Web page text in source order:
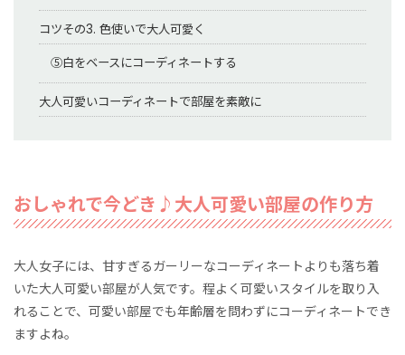
コツその3. 色使いで大人可愛く
⑤白をベースにコーディネートする
大人可愛いコーディネートで部屋を素敵に
おしゃれで今どき♪大人可愛い部屋の作り方
大人女子には、甘すぎるガーリーなコーディネートよりも落ち着
いた大人可愛い部屋が人気です。程よく可愛いスタイルを取り入
れることで、可愛い部屋でも年齢層を問わずにコーディネートでき
ますよね。